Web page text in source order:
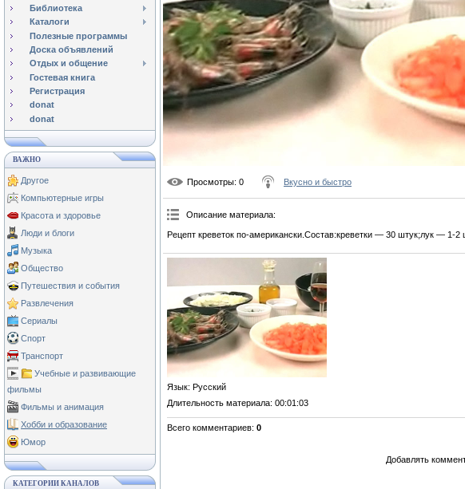
Библиотека
Каталоги
Полезные программы
Доска объявлений
Отдых и общение
Гостевая книга
Регистрация
donat
donat
ВАЖНО
Другое
Компьютерные игры
Красота и здоровье
Люди и блоги
Музыка
Общество
Путешествия и события
Развлечения
Сериалы
Спорт
Транспорт
Учебные и развивающие
фильмы
Фильмы и анимация
Хобби и образование
Юмор
КАТЕГОРИИ КАНАЛОВ
Просмотры: 0 Вкусно и быстро
Описание материала:
Рецепт креветок по-американски.Состав:креветки — 30 штук;лук —
Язык: Русский
Длительность материала: 00:01:03
Всего комментариев: 0
Добавлять